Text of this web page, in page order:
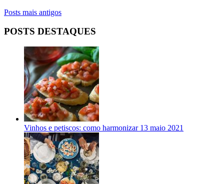
Posts mais antigos
POSTS DESTAQUES
Vinhos e petiscos: como harmonizar 13 maio 2021